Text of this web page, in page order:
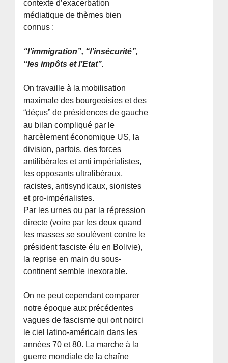
contexte d’exacerbation
médiatique de thèmes bien
connus :
“l’immigration”, “l’insécurité”,
“les impôts et l’Etat”.
On travaille à la mobilisation
maximale des bourgeoisies et des
“déçus” de présidences de gauche
au bilan compliqué par le
harcèlement économique US, la
division, parfois, des forces
antilibérales et anti impérialistes,
les opposants ultralibéraux,
racistes, antisyndicaux, sionistes
et pro-impérialistes.
Par les urnes ou par la répression
directe (voire par les deux quand
les masses se soulèvent contre le
président fasciste élu en Bolivie),
la reprise en main du sous-
continent semble inexorable.
On ne peut cependant comparer
notre époque aux précédentes
vagues de fascisme qui ont noirci
le ciel latino-américain dans les
années 70 et 80. La marche à la
guerre mondiale de la chaîne